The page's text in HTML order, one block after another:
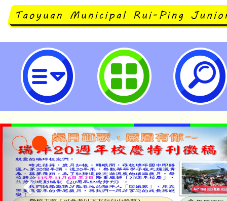
公告本校112學年度第2學期第1次
甄選結果-桃園市立瑞坪國民中學